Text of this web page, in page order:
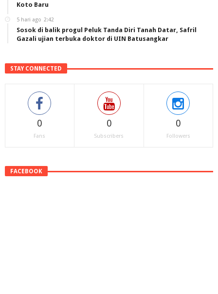
Koto Baru
5 hari ago 2:42
Sosok di balik progul Peluk Tanda Diri Tanah Datar, Safril
Gazali ujian terbuka doktor di UIN Batusangkar
STAY CONNECTED
0
Fans
0
Subscribers
0
Followers
FACEBOOK